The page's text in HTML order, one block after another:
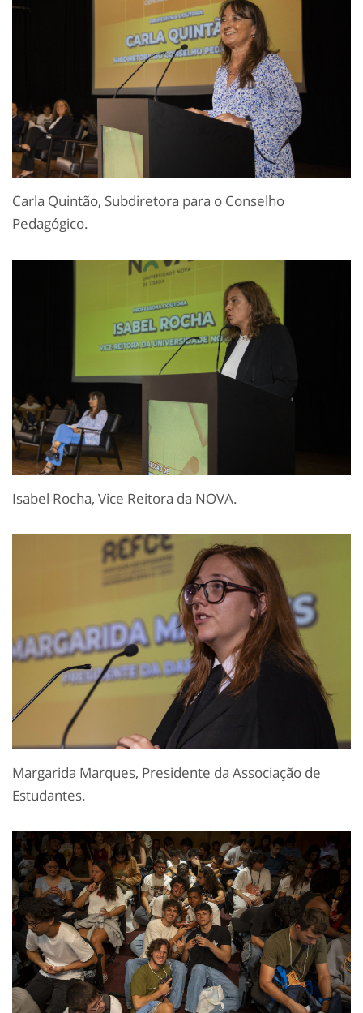
Carla Quintão, Subdiretora para o Conselho
Pedagógico.
Isabel Rocha, Vice Reitora da NOVA.
Margarida Marques, Presidente da Associação de
Estudantes.